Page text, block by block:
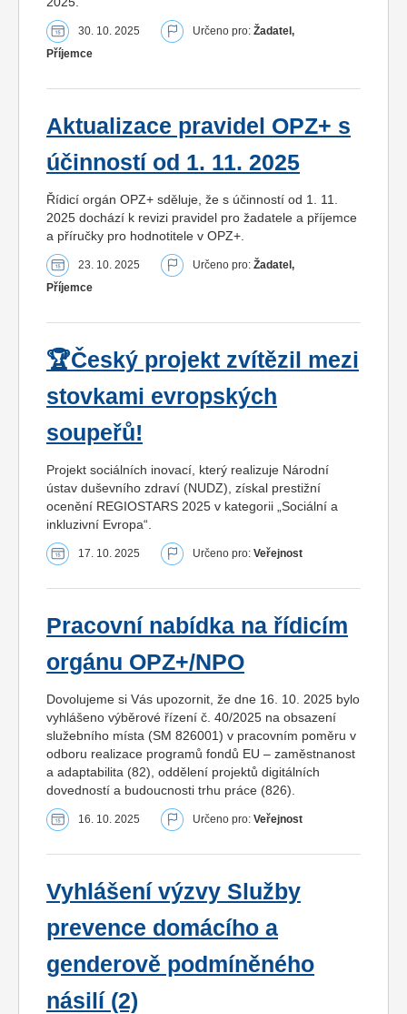
30. 10. 2025 Určeno pro: Žadatel,
Příjemce
Aktualizace pravidel OPZ+ s
účinností od 1. 11. 2025
Řídicí orgán OPZ+ sděluje, že s účinností od 1. 11.
2025 dochází k revizi pravidel pro žadatele a příjemce
a příručky pro hodnotitele v OPZ+.
23. 10. 2025 Určeno pro: Žadatel,
Příjemce
🏆Český projekt zvítězil mezi
stovkami evropských
soupeřů!
Projekt sociálních inovací, který realizuje Národní
ústav duševního zdraví (NUDZ), získal prestižní
ocenění REGIOSTARS 2025 v kategorii „Sociální a
inkluzivní Evropa“.
17. 10. 2025 Určeno pro: Veřejnost
Pracovní nabídka na řídicím
orgánu OPZ+/NPO
Dovolujeme si Vás upozornit, že dne 16. 10. 2025 bylo
vyhlášeno výběrové řízení č. 40/2025 na obsazení
služebního místa (SM 826001) v pracovním poměru v
odboru realizace programů fondů EU – zaměstnanost
a adaptabilita (82), oddělení projektů digitálních
dovedností a budoucnosti trhu práce (826).
16. 10. 2025 Určeno pro: Veřejnost
Vyhlášení výzvy Služby
prevence domácího a
genderově podmíněného
násilí (2)